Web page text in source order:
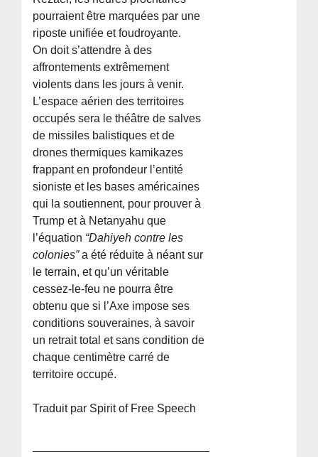
pourraient être marquées par une
riposte unifiée et foudroyante.
On doit s’attendre à des
affrontements extrêmement
violents dans les jours à venir.
L’espace aérien des territoires
occupés sera le théâtre de salves
de missiles balistiques et de
drones thermiques kamikazes
frappant en profondeur l’entité
sioniste et les bases américaines
qui la soutiennent, pour prouver à
Trump et à Netanyahu que
l’équation “Dahiyeh contre les
colonies”a été réduite à néant sur
le terrain, et qu’un véritable
cessez-le-feu ne pourra être
obtenu que si l’Axe impose ses
conditions souveraines, à savoir
un retrait total et sans condition de
chaque centimètre carré de
territoire occupé.
Traduit par Spirit of Free Speech